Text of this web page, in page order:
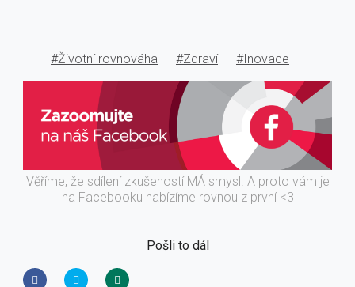
#Životní rovnováha #Zdraví #Inovace
Věříme, že sdílení zkušeností MÁ smysl. A proto vám je
na Facebooku nabízíme rovnou z první <3
Pošli to dál